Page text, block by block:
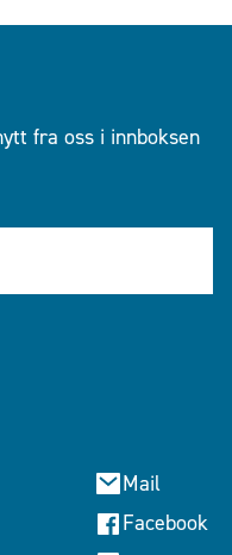
fra oss i innboksen
Mail
Facebook